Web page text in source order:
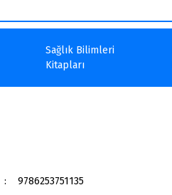
Sağlık Bilimleri
Kitapları
9786253751135